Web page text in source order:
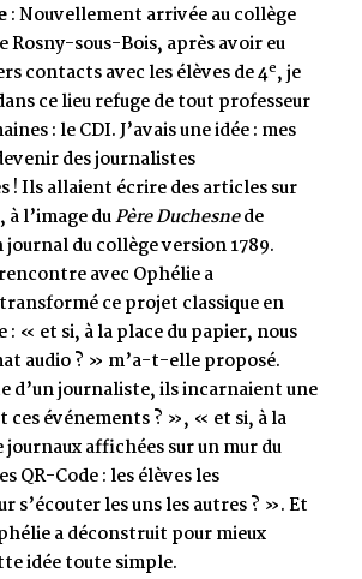
: Nouvellement arrivée au collège
Rosny-sous-Bois, après avoir eu
contacts avec les élèves de 4e, je
ce lieu refuge de tout professeur
: le CDI. J’avais une idée : mes
des journalistes
! Ils allaient écrire des articles sur
l’image duPère Duchesnede
du collège version 1789.
avec Ophélie a
ce projet classique en
: « et si, à la place du papier, nous
audio ? » m’a-t-elle proposé.
d’un journaliste, ils incarnaient une
ces événements ? », « et si, à la
journaux affichées sur un mur du
QR-Code : les élèves les
s’écouter les uns les autres ? ». Et
a déconstruit pour mieux
idée toute simple.